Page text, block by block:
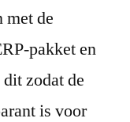
met de
pakket en
zodat de
is voor